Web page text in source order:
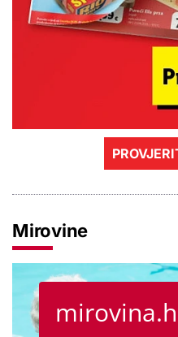
Mirovine